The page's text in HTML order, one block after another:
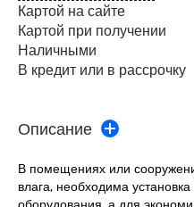
Картой на сайте
Картой при получении
Наличными
В кредит или в рассрочку
Описание
В помещениях или
влага, необходима
оборудования, а для